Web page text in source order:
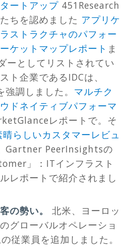
ートアップ 451Research
ちを認めました アプリケ
ストラクチャのパフォー
ケットマップレポート ま
ーとしてリストされてい
ト企業であるIDCは、
調しました。 マルチク
ドネイティブパフォーマ
レポートで。そ
晴らしいカスタマーレビュ
Gartner PeerInsightsの
」：ITインフラスト
レポートで紹介されまし
の勢い。 北米、ヨーロッ
グローバルオペレーショ
従業員を追加しました。